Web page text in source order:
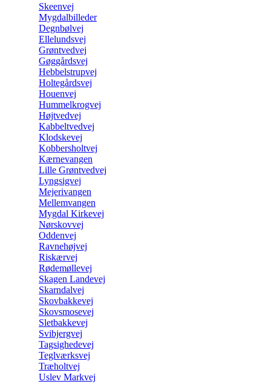
Skeenvej
Mygdalbilleder
Degnbølvej
Ellelundsvej
Grøntvedvej
Gøggårdsvej
Hebbelstrupvej
Holtegårdsvej
Houenvej
Hummelkrogvej
Højtvedvej
Kabbeltvedvej
Klodskevej
Kobbersholtvej
Kærnevangen
Lille Grøntvedvej
Lyngsigvej
Mejerivangen
Mellemvangen
Mygdal Kirkevej
Nørskovvej
Oddenvej
Ravnehøjvej
Riskærvej
Rødemøllevej
Skagen Landevej
Skarndalvej
Skovbakkevej
Skovsmosevej
Sletbakkevej
Svibjergvej
Tagsighedevej
Teglværksvej
Træholtvej
Uslev Markvej